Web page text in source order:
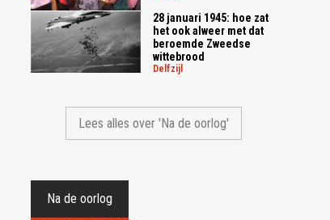
28 januari 1945: hoe zat
het ook alweer met dat
beroemde Zweedse
wittebrood
delfzijl
Lees alles over 'Na de oorlog'
Na de oorlog